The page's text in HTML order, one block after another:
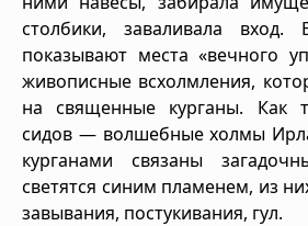
столбики, заваливала
показывают места «вечного
живописные всхолмления,
на священные курганы. Как
сидов — волшебные холмы
курганами связаны
светятся синим пламенем, из
завывания, постукивания, гул.